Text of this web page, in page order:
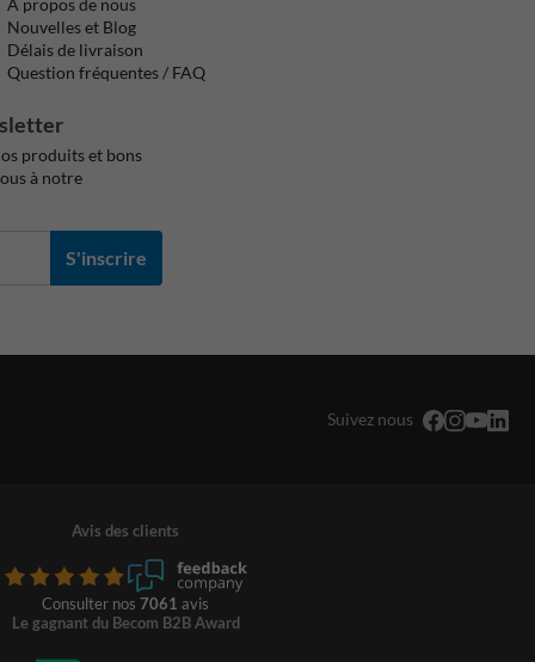
À propos de nous
Nouvelles et Blog
Délais de livraison
Question fréquentes / FAQ
produits et bons
à notre
S'inscrire
Suivez nous
Avis des clients
Consulter nos 7061 avis
Le gagnant du Becom B2B Award